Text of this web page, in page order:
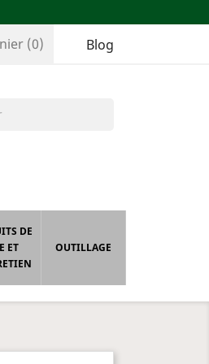
(0) Blog
DE
ET
OUTILLAGE